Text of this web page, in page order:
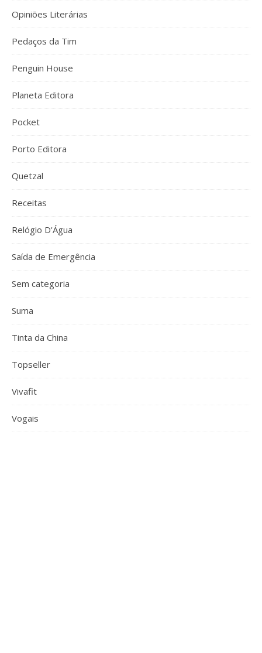
Opiniões Literárias
Pedaços da Tim
Penguin House
Planeta Editora
Pocket
Porto Editora
Quetzal
Receitas
Relógio D'Água
Saída de Emergência
Sem categoria
Suma
Tinta da China
Topseller
Vivafit
Vogais